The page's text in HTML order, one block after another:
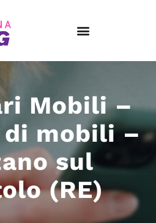
Mobili –
di mobili –
sul
(RE)